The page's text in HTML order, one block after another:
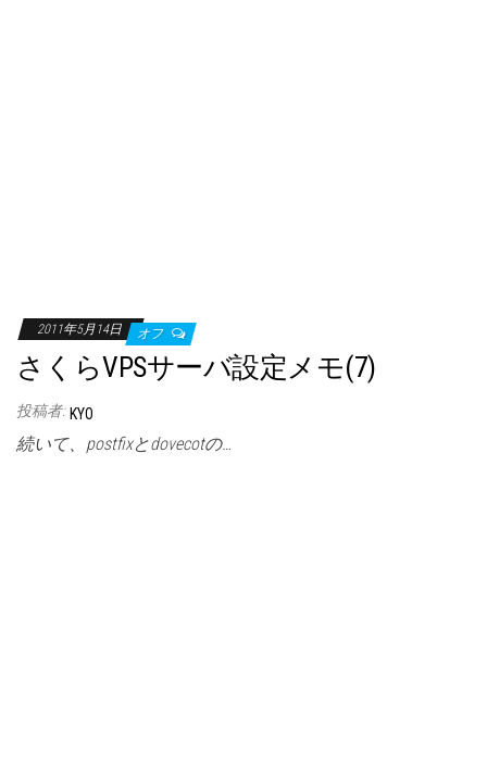
2011年5月14日 オフ
さくらVPSサーバ設定メモ(7)
投稿者: KYO
続いて、postfixとdovecotの…